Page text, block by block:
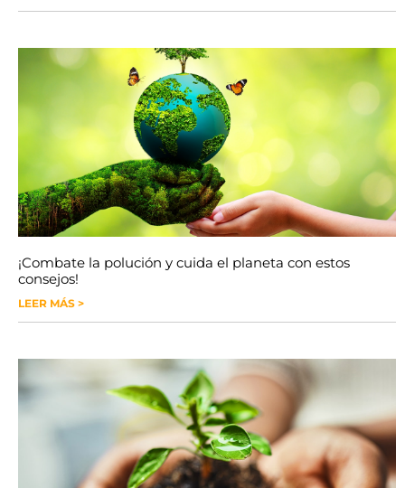
¡Combate la polución y cuida el planeta con estos
consejos!
LEER MÁS >